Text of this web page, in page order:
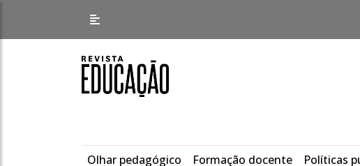
Olhar pedagógico Formação docente Políticas